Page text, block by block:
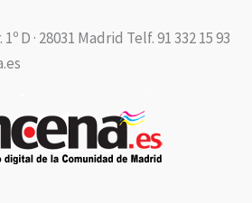
D · 28031 Madrid Telf. 91 332 15 93